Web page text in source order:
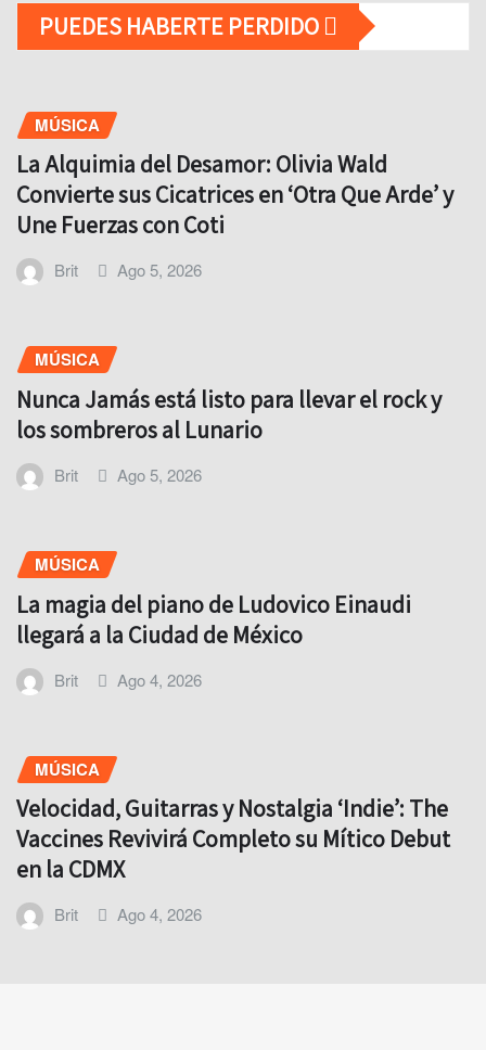
PUEDES HABERTE PERDIDO
MÚSICA
La Alquimia del Desamor: Olivia Wald
Convierte sus Cicatrices en ‘Otra Que Arde’ y
Une Fuerzas con Coti
Brit Ago 5, 2026
MÚSICA
Nunca Jamás está listo para llevar el rock y
los sombreros al Lunario
Brit Ago 5, 2026
MÚSICA
La magia del piano de Ludovico Einaudi
llegará a la Ciudad de México
Brit Ago 4, 2026
MÚSICA
Velocidad, Guitarras y Nostalgia ‘Indie’: The
Vaccines Revivirá Completo su Mítico Debut
en la CDMX
Brit Ago 4, 2026